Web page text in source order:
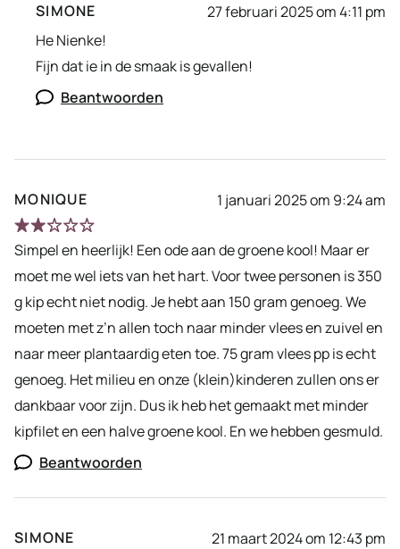
SIMONE
27 februari 2025 om 4:11 pm
He Nienke!
Fijn dat ie in de smaak is gevallen!
Beantwoorden
MONIQUE 1 januari 2025 om 9:24 am
Simpel en heerlijk! Een ode aan de groene kool! Maar er
moet me wel iets van het hart. Voor twee personen is 350
g kip echt niet nodig. Je hebt aan 150 gram genoeg. We
moeten met z’n allen toch naar minder vlees en zuivel en
naar meer plantaardig eten toe. 75 gram vlees pp is echt
genoeg. Het milieu en onze (klein)kinderen zullen ons er
dankbaar voor zijn. Dus ik heb het gemaakt met minder
kipfilet en een halve groene kool. En we hebben gesmuld.
Beantwoorden
SIMONE 21 maart 2024 om 12:43 pm